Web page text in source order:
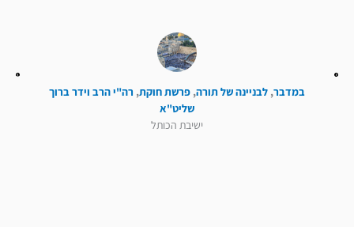
במדבר, לבניינה של תורה, פרשת חוקת, רה"י הרב וידר ברוך
שליט"א
ישיבת הכותל